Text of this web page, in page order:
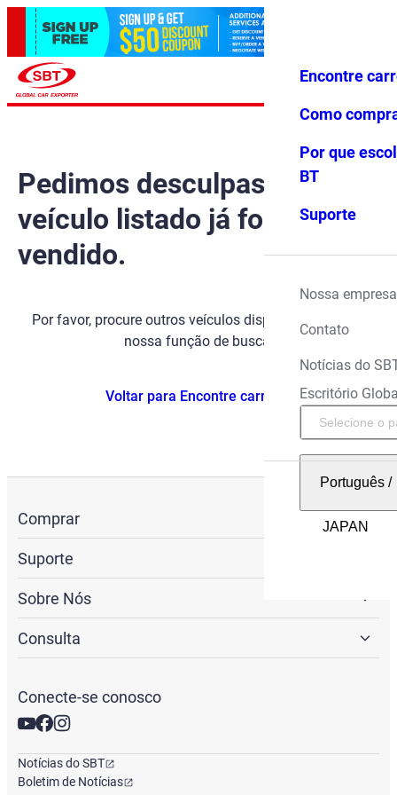
Favoritos Menu
Encontre
Como
Por que
BT
Suporte
Nossa empresa
Contato
Notícias do
Escritório
Português/
Pedimos desculpas, mas o
veículo listado já foi
vendido.
Por favor, procure outros veículos disponíveis usando
nossa função de busca.
Voltar para Encontre carros
Comprar
Suporte
Sobre Nós
Consulta
Conecte-se conosco
Notícias do SBT
Boletim de Notícias